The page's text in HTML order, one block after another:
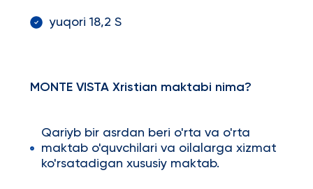
yuqori 18,2 S
MONTE VISTA Xristian maktabi nima?
Qariyb bir asrdan beri o'rta va o'rta
maktab o'quvchilari va oilalarga xizmat
ko'rsatadigan xususiy maktab.